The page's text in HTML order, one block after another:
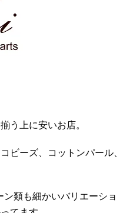
う上に安いお店。
ビーズ、コットンパール、
類も細かいバリエーショ